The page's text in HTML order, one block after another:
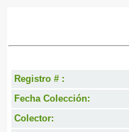
Registro # :
Fecha Colección:
Colector: